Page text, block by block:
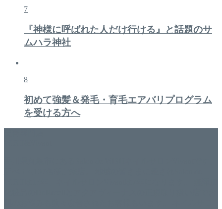
7
『神様に呼ばれた人だけ行ける』と話題のサ
ムハラ神社
8
初めて強髪＆発毛・育毛エアバリプログラム
を受ける方へ